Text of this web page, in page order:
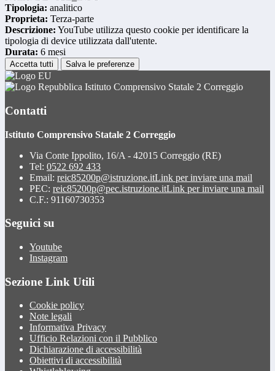
Tipologia: analitico
Proprieta: Terza-parte
Descrizione: YouTube utilizza questo cookie per identificare la
tipologia di device utilizzata dall'utente.
Durata: 6 mesi
Accetta tutti Salva le preferenze
Istituto Comprensivo Statale 2 Correggio
Contatti
Istituto Comprensivo Statale 2 Correggio
Via Conte Ippolito, 16/A - 42015 Correggio (RE)
Tel: 0522 692 433
Email: reic85200p@istruzione.itLink per inviare una mail
PEC: reic85200p@pec.istruzione.itLink per inviare una mail
C.F.: 91160730353
Seguici su
Youtube
Instagram
Sezione Link Utili
Cookie policy
Note legali
Informativa Privacy
Ufficio Relazioni con il Pubblico
Dichiarazione di accessibilità
Obiettivi di accessibilità